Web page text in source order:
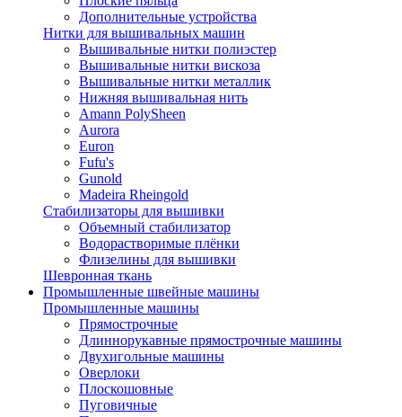
Дополнительные устройства
Нитки для вышивальных машин
Вышивальные нитки полиэстер
Вышивальные нитки вискоза
Вышивальные нитки металлик
Нижняя вышивальная нить
Amann PolySheen
Aurora
Euron
Fufu's
Gunold
Madeira Rheingold
Стабилизаторы для вышивки
Объемный стабилизатор
Водорастворимые плёнки
Флизелины для вышивки
Шевронная ткань
Промышленные швейные машины
Промышленные машины
Прямострочные
Длиннорукавные прямострочные машины
Двухигольные машины
Оверлоки
Плоскошовные
Пуговичные